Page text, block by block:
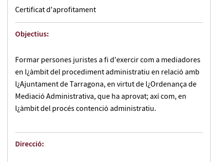
Certificat d'aprofitament
Objectius:
Formar persones juristes a fi d'exercir com a mediadores
en l¿àmbit del procediment administratiu en relació amb
l¿Ajuntament de Tarragona, en virtut de l¿Ordenança de
Mediació Administrativa, que ha aprovat; axí com, en
l¿àmbit del procés contenció administratiu.
Direcció: